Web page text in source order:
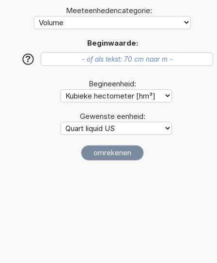
Meeteenhedencategorie:
Beginwaarde:
?
Begineenheid:
Gewenste eenheid: